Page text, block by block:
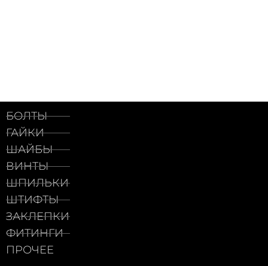
БОЛТЫ
ГАЙКИ
ШАЙБЫ
ВИНТЫ
ШПИЛЬКИ
ШТИФТЫ
ЗАКЛЕПКИ
ФИТИНГИ
ПРОЧЕЕ